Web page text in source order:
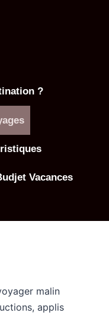
?
Vacances
malin
applis